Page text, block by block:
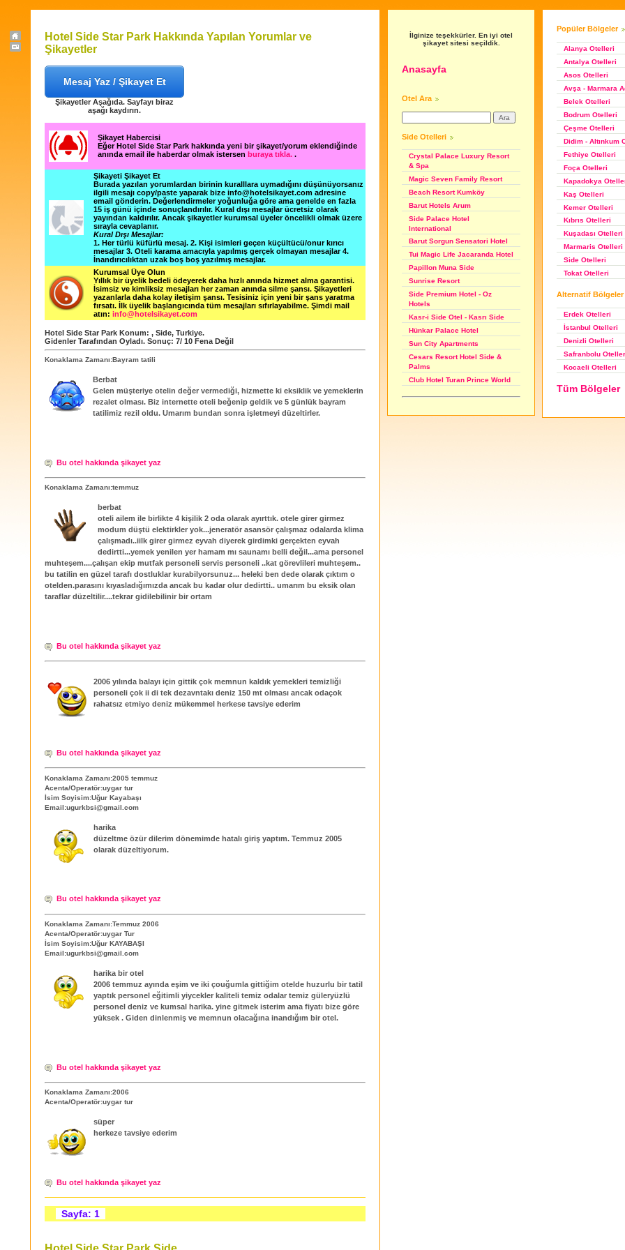
Hotel Side Star Park Hakkında Yapılan Yorumlar ve
Şikayetler
Mesaj Yaz / Şikayet Et
Şikayetler Aşağıda. Sayfayı biraz
aşağı kaydırın.
Şikayet Habercisi
Eğer Hotel Side Star Park hakkında yeni bir şikayet/yorum eklendiğinde
anında email ile haberdar olmak istersen buraya tıkla. .
Şikayeti Şikayet Et
Burada yazılan yorumlardan birinin kuralllara uymadığını düşünüyorsanız
ilgili mesajı copy/paste yaparak bize info@hotelsikayet.com adresine
email gönderin. Değerlendirmeler yoğunluğa göre ama genelde en fazla
15 iş günü içinde sonuçlandırılır. Kural dışı mesajlar ücretsiz olarak
yayından kaldırılır. Ancak şikayetler kurumsal üyeler öncelikli olmak üzere
sırayla cevaplanır.
Kural Dışı Mesajlar:
1. Her türlü küfürlü mesaj. 2. Kişi isimleri geçen küçültücü/onur kırıcı
mesajlar 3. Oteli karama amacıyla yapılmış gerçek olmayan mesajlar 4.
İnandırıcılıktan uzak boş boş yazılmış mesajlar.
Kurumsal Üye Olun
Yıllık bir üyelik bedeli ödeyerek daha hızlı anında hizmet alma garantisi.
İsimsiz ve kimliksiz mesajları her zaman anında silme şansı. Şikayetleri
yazanlarla daha kolay iletişim şansı. Tesisiniz için yeni bir şans yaratma
fırsatı. İlk üyelik başlangıcında tüm mesajları sıfırlayabilme. Şimdi mail
atın: info@hotelsikayet.com
Hotel Side Star Park Konum: , Side, Turkiye.
Gidenler Tarafından Oyladı. Sonuç: 7/ 10 Fena Değil
Konaklama Zamanı:Bayram tatili
Berbat
Gelen müşteriye otelin değer vermediği, hizmette ki eksiklik ve yemeklerin
rezalet olması. Biz internette oteli beğenip geldik ve 5 günlük bayram
tatilimiz rezil oldu. Umarım bundan sonra işletmeyi düzeltirler.
Bu otel hakkında şikayet yaz
Konaklama Zamanı:temmuz
berbat
oteli ailem ile birlikte 4 kişilik 2 oda olarak ayırttık. otele girer girmez
modum düştü elektirkler yok...jeneratör asansör çalışmaz odalarda klima
çalışmadı..iilk girer girmez eyvah diyerek girdimki gerçekten eyvah
dedirtti...yemek yenilen yer hamam mı saunamı belli değil...ama personel
muhteşem....çalışan ekip mutfak personeli servis personeli ..kat görevlileri muhteşem..
bu tatilin en güzel tarafı dostluklar kurabilyorsunuz... heleki ben dede olarak çıktım o
otelden.parasını kıyasladığımızda ancak bu kadar olur dedirtti.. umarım bu eksik olan
taraflar düzeltilir....tekrar gidilebilinir bir ortam
Bu otel hakkında şikayet yaz
2006 yılında balayı için gittik çok memnun kaldık yemekleri temizliği
personeli çok ii di tek dezavntakı deniz 150 mt olması ancak odaçok
rahatsız etmiyo deniz mükemmel herkese tavsiye ederim
Bu otel hakkında şikayet yaz
Konaklama Zamanı:2005 temmuz
Acenta/Operatör:uygar tur
İsim Soyisim:Uğur Kayabaşı
Email:ugurkbsi@gmail.com
harika
düzeltme özür dilerim dönemimde hatalı giriş yaptım. Temmuz 2005
olarak düzeltiyorum.
Bu otel hakkında şikayet yaz
Konaklama Zamanı:Temmuz 2006
Acenta/Operatör:uygar Tur
İsim Soyisim:Uğur KAYABAŞI
Email:ugurkbsi@gmail.com
harika bir otel
2006 temmuz ayında eşim ve iki çouğumla gittiğim otelde huzurlu bir tatil
yaptık personel eğitimli yiycekler kaliteli temiz odalar temiz güleryüzlü
personel deniz ve kumsal harika. yine gitmek isterim ama fiyatı bize göre
yüksek . Giden dinlenmiş ve memnun olacağına inandığım bir otel.
Bu otel hakkında şikayet yaz
Konaklama Zamanı:2006
Acenta/Operatör:uygar tur
süper
herkeze tavsiye ederim
Bu otel hakkında şikayet yaz
Sayfa: 1
İlginize teşekkürler. En iyi otel
şikayet sitesi seçildik.
Anasayfa
Otel Ara
Side Otelleri
Crystal Palace Luxury Resort
& Spa
Magic Seven Family Resort
Beach Resort Kumköy
Barut Hotels Arum
Side Palace Hotel
International
Barut Sorgun Sensatori Hotel
Tui Magic Life Jacaranda Hotel
Papillon Muna Side
Sunrise Resort
Side Premium Hotel - Oz
Hotels
Kasr-i Side Otel - Kasrı Side
Hünkar Palace Hotel
Sun City Apartments
Cesars Resort Hotel Side &
Palms
Club Hotel Turan Prince World
Popüler Bölgeler
Alanya Otelleri
Antalya Otelleri
Asos Otelleri
Avşa - Marmara
Belek Otelleri
Bodrum Otelleri
Çeşme Otelleri
Didim - Altınkum
Fethiye Otelleri
Foça Otelleri
Kapadokya
Kaş Otelleri
Kemer Otelleri
Kıbrıs Otelleri
Kuşadası Otelleri
Marmaris Otelleri
Side Otelleri
Tokat Otelleri
Alternatif Bölgeler
Erdek Otelleri
İstanbul Otelleri
Denizli Otelleri
Safranbolu
Kocaeli Otelleri
Tüm Bölgeler